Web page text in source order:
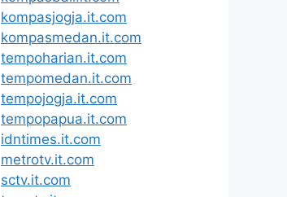
kompasjogja.it.com
kompasmedan.it.com
tempoharian.it.com
tempomedan.it.com
tempojogja.it.com
tempopapua.it.com
idntimes.it.com
metrotv.it.com
sctv.it.com